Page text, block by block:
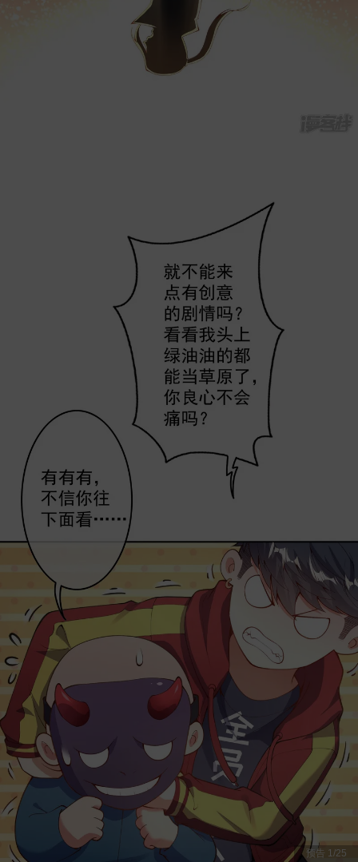
预告 1/25